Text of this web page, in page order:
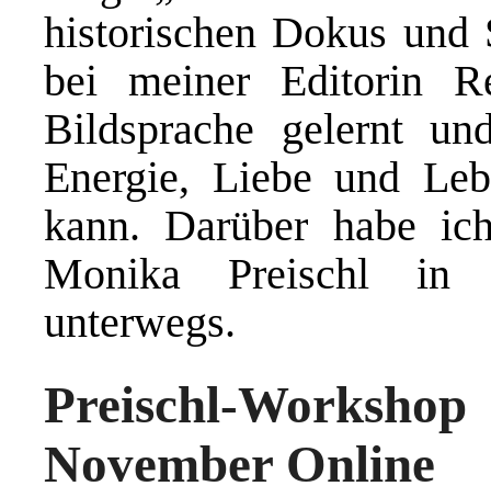
historischen Dokus
bei meiner Editorin
Bildsprache gelernt
Energie, Liebe und
kann. Darüber habe
Monika Preischl in
unterwegs.
Preischl-
November Online